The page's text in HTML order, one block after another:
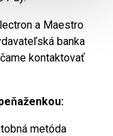
a Maestro
banka
kontaktovať
metóda